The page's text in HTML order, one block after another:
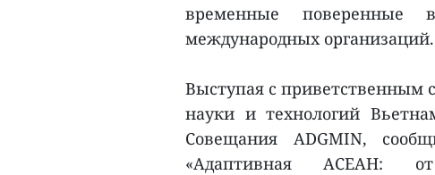
временные поверенные
международных организаций.
Выступая с приветственным
науки и технологий
Совещания ADGMIN,
«Адаптивная АСЕАН: